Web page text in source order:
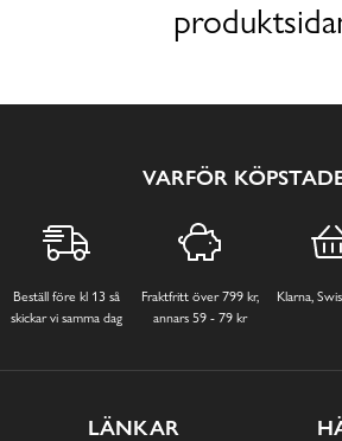
VARFÖR
Beställ före kl 13 så
skickar vi samma dag
Fraktfritt över 799 kr,
annars 59 - 79 kr
Klarna,
LÄNKAR